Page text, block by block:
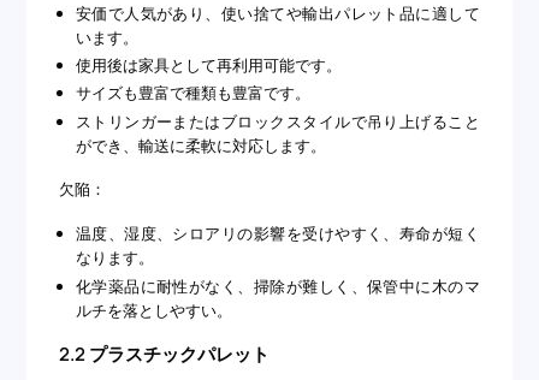
安価で人気があり、使い捨てや輸出パレット品に適して
います。
使用後は家具として再利用可能です。
サイズも豊富で種類も豊富です。
ストリンガーまたはブロックスタイルで吊り上げること
ができ、輸送に柔軟に対応します。
欠陥：
温度、湿度、シロアリの影響を受けやすく、寿命が短く
なります。
化学薬品に耐性がなく、掃除が難しく、保管中に木のマ
ルチを落としやすい。
2.2 プラスチックパレット